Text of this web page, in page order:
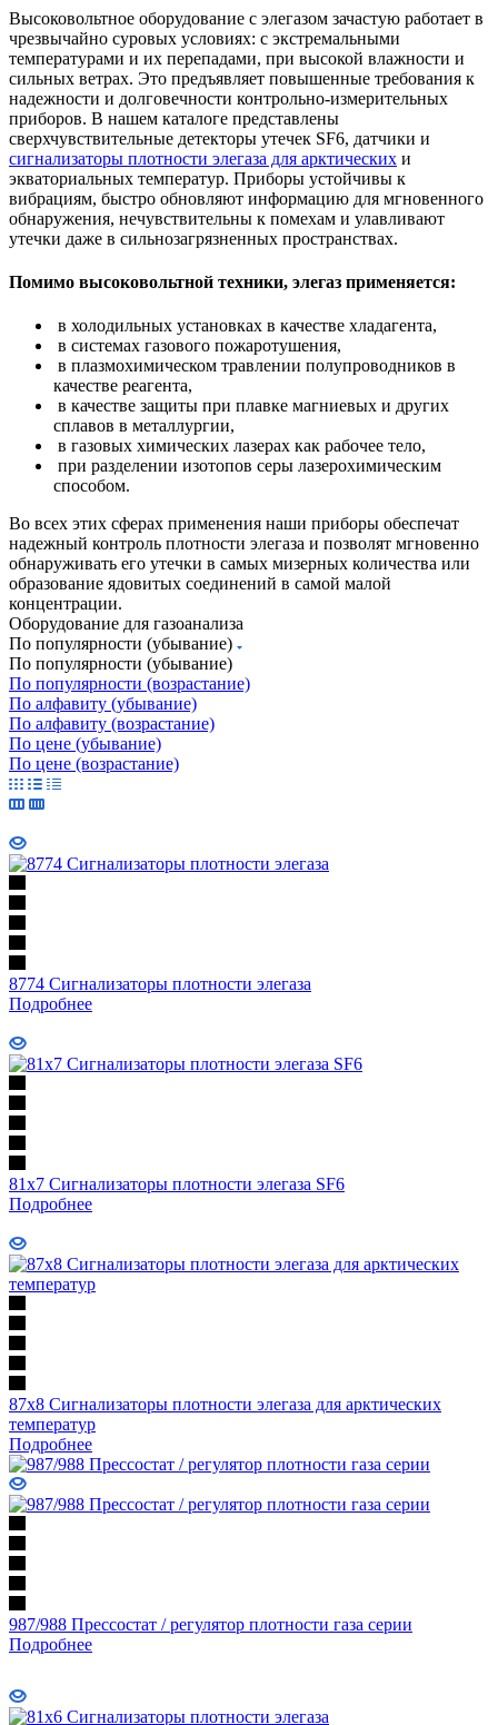
Высоковольтное оборудование с элегазом зачастую работает в
чрезвычайно суровых условиях: с экстремальными
температурами и их перепадами, при высокой влажности и
сильных ветрах. Это предъявляет повышенные требования к
надежности и долговечности контрольно-измерительных
приборов. В нашем каталоге представлены
сверхчувствительные детекторы утечек SF6, датчики и
сигнализаторы плотности элегаза для арктических и
экваториальных температур. Приборы устойчивы к
вибрациям, быстро обновляют информацию для мгновенного
обнаружения, нечувствительны к помехам и улавливают
утечки даже в сильнозагрязненных пространствах.
Помимо высоковольтной техники, элегаз применяется:
в холодильных установках в качестве хладагента,
в системах газового пожаротушения,
в плазмохимическом травлении полупроводников в
качестве реагента,
в качестве защиты при плавке магниевых и других
сплавов в металлургии,
в газовых химических лазерах как рабочее тело,
при разделении изотопов серы лазерохимическим
способом.
Во всех этих сферах применения наши приборы обеспечат
надежный контроль плотности элегаза и позволят мгновенно
обнаруживать его утечки в самых мизерных количества или
образование ядовитых соединений в самой малой
концентрации.
Оборудование для газоанализа
По популярности (убывание)
По популярности (убывание)
По популярности (возрастание)
По алфавиту (убывание)
По алфавиту (возрастание)
По цене (убывание)
По цене (возрастание)
8774 Сигнализаторы плотности элегаза
Подробнее
81х7 Сигнализаторы плотности элегаза SF6
Подробнее
87х8 Сигнализаторы плотности элегаза для арктических
температур
Подробнее
987/988 Прессостат / регулятор плотности газа серии
Подробнее